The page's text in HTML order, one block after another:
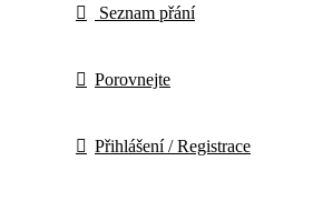
Seznam přání
Porovnejte
Přihlášení / Registrace